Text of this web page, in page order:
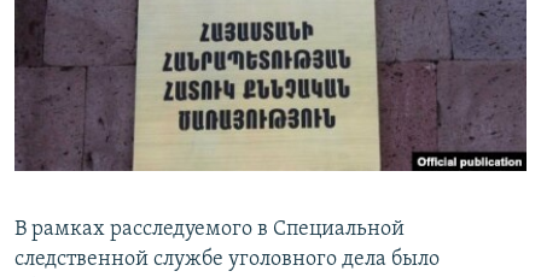
АРХИВ
Հայերեն
English
Все сайты Радио Азатутюн
В рамках расследуемого в Специальной
следственной службе уголовного дела было